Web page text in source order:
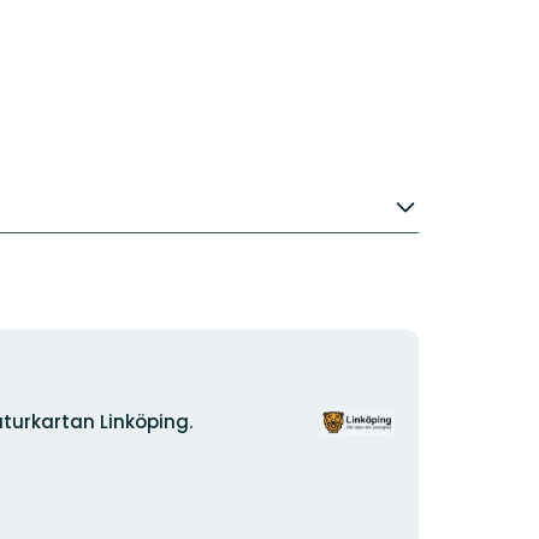
Linköping.
Organisationens